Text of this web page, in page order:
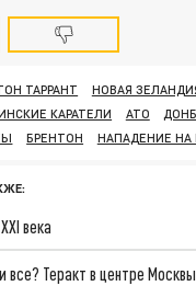
ТАРРАНТ НОВАЯ
КАРАТЕЛИ АТО
БРЕНТОН НАПАДЕНИЕ НА
века
Теракт в центре